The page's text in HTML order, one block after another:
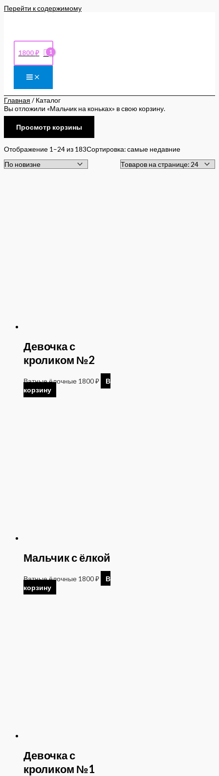
Перейти к содержимому
1800₽
Главная / Каталог
Вы отложили «Мальчик на коньках» в свою корзину.
Просмотр корзины
Отображение 1–24 из 183Сортировка: самые недавние
Девочка с
кроликом №2
Ватные ёлочные 1800₽
В
корзину
Мальчик с ёлкой
Ватные ёлочные 1800₽
В
корзину
Девочка с
кроликом №1